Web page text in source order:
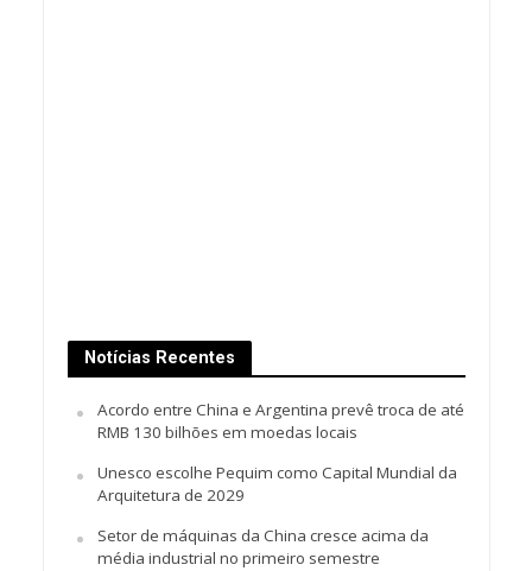
Notícias Recentes
Acordo entre China e Argentina prevê troca de até
RMB 130 bilhões em moedas locais
Unesco escolhe Pequim como Capital Mundial da
Arquitetura de 2029
Setor de máquinas da China cresce acima da
média industrial no primeiro semestre